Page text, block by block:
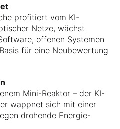
profitiert vom KI-
Netze, wächst
offenen Systemen
für eine Neubewertung
Mini-Reaktor – der KI-
wappnet sich mit einer
drohende Energie-